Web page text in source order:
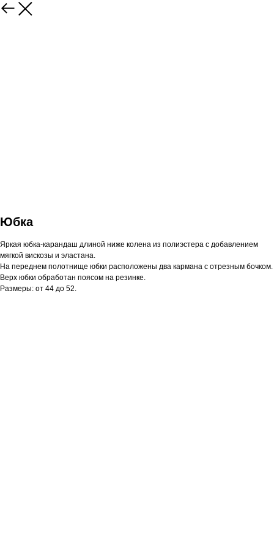
Юбка
Яркая юбка-карандаш длиной ниже колена из полиэстера с добавлением
мягкой вискозы и эластана.
На переднем полотнище юбки расположены два кармана с отрезным бочком.
Верх юбки обработан поясом на резинке.
Размеры: от 44 до 52.